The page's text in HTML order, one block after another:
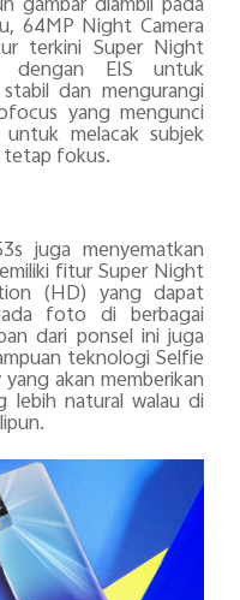
64MP Night Camera
terkini Super Night
dengan EIS untuk
dan mengurangi
yang mengunci
melacak subjek
tetap fokus.
juga menyematkan
fitur Super Night
(HD) yang dapat
foto di berbagai
dari ponsel ini juga
teknologi Selfie
akan memberikan
lebih natural walau di